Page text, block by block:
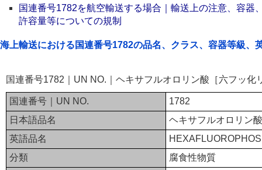
国連番号1782を航空輸送する場合｜輸送上の注意、容器
許容量等についての規制
海上輸送における国連番号1782の品名、クラス、容器等級、
国連番号1782｜UN NO.｜ヘキサフルオロリン酸［六フッ化
国連番号｜UN NO.
1782
日本語品名
ヘキサフルオロリン
英語品名
分類
腐食性物質